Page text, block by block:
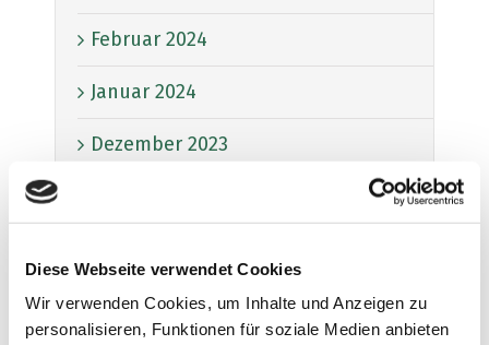
Diese Webseite verwendet Cookies
Wir verwenden Cookies, um Inhalte und Anzeigen zu
personalisieren, Funktionen für soziale Medien anbieten
Februar 2024
Januar 2024
Dezember 2023
Juni 2023